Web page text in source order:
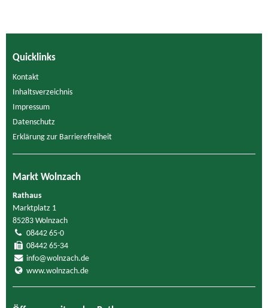
Quicklinks
Kontakt
Inhaltsverzeichnis
Impressum
Datenschutz
Erklärung zur Barrierefreiheit
Markt Wolnzach
Rathaus
Marktplatz 1
85283 Wolnzach
08442 65-0
08442 65-34
info@wolnzach.de
www.wolnzach.de